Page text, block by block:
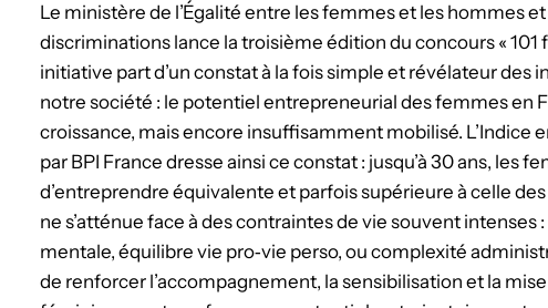
Le ministère de l’Égalité entre les femmes et les hommes
discriminations lance la troisième édition du concours «
initiative part d’un constat à la fois simple et révélateur des
notre société : le potentiel entrepreneurial des femmes en
croissance, mais encore insuffisamment mobilisé. L’Indice
par BPI France dresse ainsi ce constat : jusqu’à 30 ans, les
d’entreprendre équivalente et parfois supérieure à celle
ne s’atténue face à des contraintes de vie souvent
mentale, équilibre vie pro‑vie perso, ou complexité
de renforcer l’accompagnement, la sensibilisation et la